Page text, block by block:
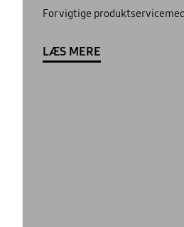
For vigtige
LÆS MERE